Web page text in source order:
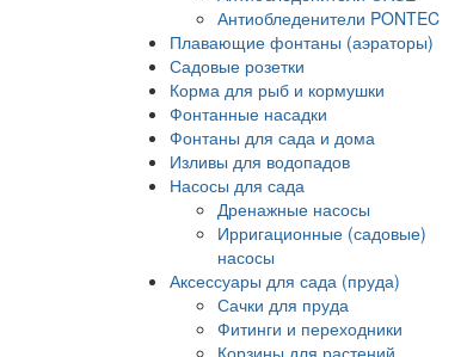
Антиобледенители PONTEC
Плавающие фонтаны (аэраторы)
Садовые розетки
Корма для рыб и кормушки
Фонтанные насадки
Фонтаны для сада и дома
Изливы для водопадов
Насосы для сада
Дренажные насосы
Ирригационные (садовые)
насосы
Аксессуары для сада (пруда)
Сачки для пруда
Фитинги и переходники
Корзины для растений